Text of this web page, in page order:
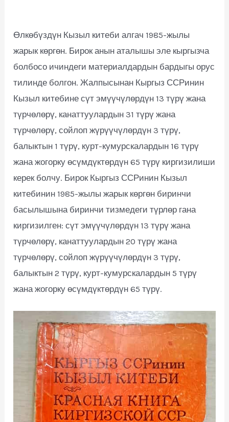
Өлкөбүздүн Кызыл китеби алгач 1985-жылы
жарык көргөн. Бирок анын аталышы эле кыргызча
болбосо ичиндеги материалдардын бардыгы орус
тилинде болгон. Жалпысынан Кыргыз ССРинин
Кызыл китебине сүт эмүүчүлөрдүн 13 түрү жана
түрчөлөрү, канаттуулардын 31 түрү жана
түрчөлөрү, сойлоп жүрүүчүлөрдүн 3 түрү,
балыктын 1 түрү, курт-кумурскалардын 16 түрү
жана жогорку өсүмдүктөрдүн 65 түрү киргизилиши
керек болчу. Бирок Кыргыз ССРинин Кызыл
китебинин 1985-жылы жарык көргөн биринчи
басылышына биринчи тизмедеги түрлөр гана
киргизилген: сүт эмүүчүлөрдүн 13 түрү жана
түрчөлөрү, канаттуулардын 20 түрү жана
түрчөлөрү, сойлоп жүрүүчүлөрдүн 3 түрү,
балыктын 2 түрү, курт-кумурскалардын 5 түрү
жана жогорку өсүмдүктөрдүн 65 түрү.